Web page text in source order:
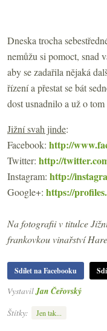
Dneska trocha
nemůžu si pomoct, snad
aby se zadařila nějaká
řízení a přestat se bát
dost usnadnilo a už o
Jižní svah jinde:
Facebook: http://
Twitter: http://
Instagram: http://
Google+: https://
Na fotografii v titulce
frankovkou vinařství
Sdílet na Facebooku
Vystavil Jan Čeřovský
Štítky:
Jen tak...